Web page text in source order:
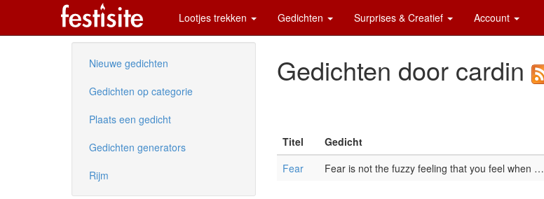
Lootjes trekken Gedichten Surprises & Creatief Account
Nieuwe gedichten
Gedichten op categorie
Plaats een gedicht
Gedichten generators
Rijm
Gedichten door cardin
Titel Gedicht
Fear
Fear is not the fuzzy feeling that you feel when …